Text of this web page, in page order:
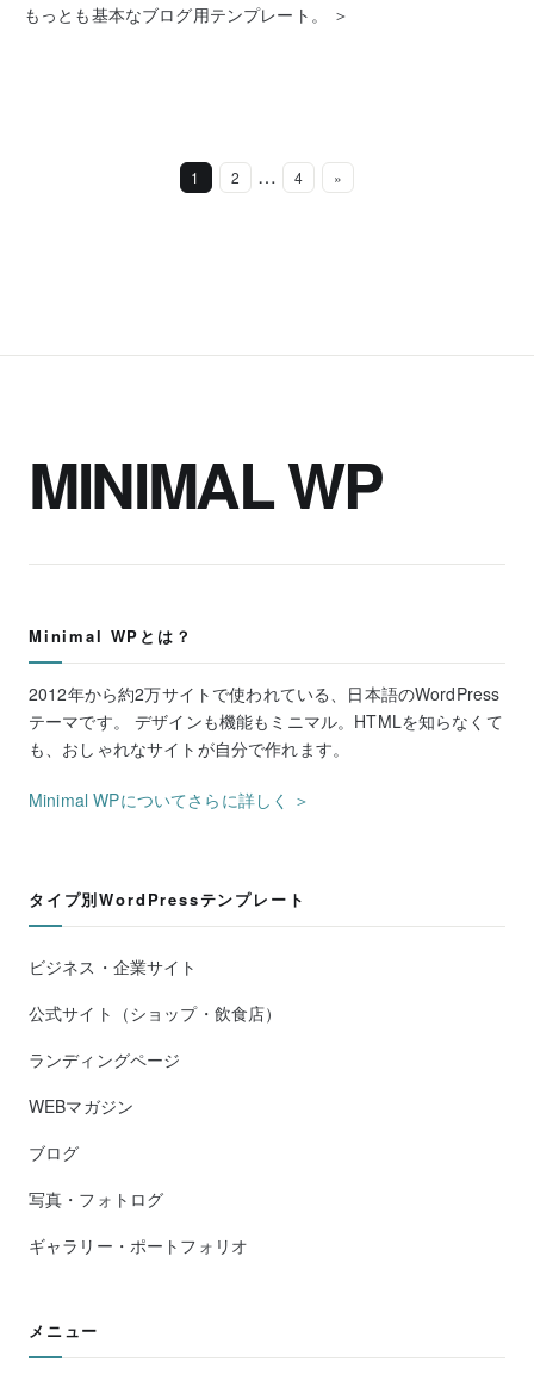
もっとも基本なブログ用テンプレート。 ＞
1 2 … 4 »
MINIMAL WP
Minimal WPとは？
2012年から約2万サイトで使われている、日本語のWordPress
テーマです。 デザインも機能もミニマル。HTMLを知らなくて
も、おしゃれなサイトが自分で作れます。
Minimal WPについてさらに詳しく ＞
タイプ別WordPressテンプレート
ビジネス・企業サイト
公式サイト（ショップ・飲食店）
ランディングページ
WEBマガジン
ブログ
写真・フォトログ
ギャラリー・ポートフォリオ
メニュー